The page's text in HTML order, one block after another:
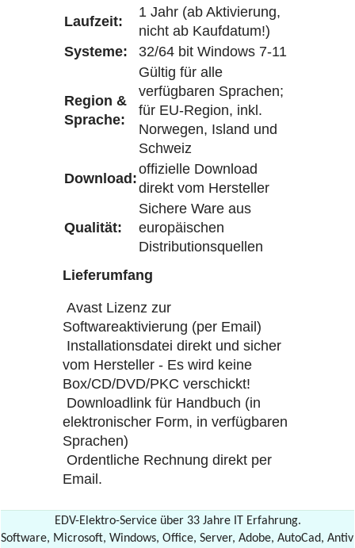
Laufzeit:
1 Jahr (ab Aktivierung,
nicht ab Kaufdatum!)
Systeme:
32/64 bit Windows 7-11
Region &
Sprache:
Gültig für alle
verfügbaren Sprachen;
für EU-Region, inkl.
Norwegen, Island und
Schweiz
Download:
offizielle Download
direkt vom Hersteller
Qualität:
Sichere Ware aus
europäischen
Distributionsquellen
Lieferumfang
Avast Lizenz zur
Softwareaktivierung (per Email)
Installationsdatei direkt und sicher
vom Hersteller - Es wird keine
Box/CD/DVD/PKC verschickt!
Downloadlink für Handbuch (in
elektronischer Form, in verfügbaren
Sprachen)
Ordentliche Rechnung direkt per
Email.
EDV-Elektro-Service über 33 Jahre IT Erfahrung.
Software, Microsoft, Windows, Office, Server, Adobe, AutoCad,